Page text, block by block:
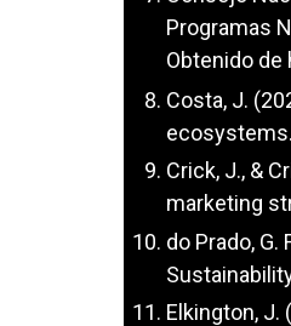
Programas
Obtenido de
Costa, J.
Crick, J., &
marketing
do Prado,
Elkington,